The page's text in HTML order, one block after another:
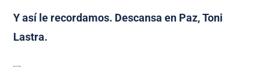
Y así le recordamos. Descansa en Paz, Toni
Lastra.